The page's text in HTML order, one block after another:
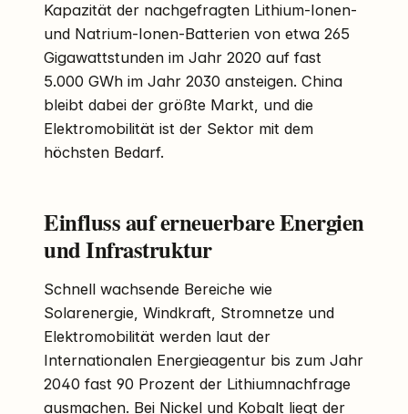
Kapazität der nachgefragten Lithium-Ionen-
und Natrium-Ionen-Batterien von etwa 265
Gigawattstunden im Jahr 2020 auf fast
5.000 GWh im Jahr 2030 ansteigen. China
bleibt dabei der größte Markt, und die
Elektromobilität ist der Sektor mit dem
höchsten Bedarf.
Einfluss auf erneuerbare Energien
und Infrastruktur
Schnell wachsende Bereiche wie
Solarenergie, Windkraft, Stromnetze und
Elektromobilität werden laut der
Internationalen Energieagentur bis zum Jahr
2040 fast 90 Prozent der Lithiumnachfrage
ausmachen. Bei Nickel und Kobalt liegt der